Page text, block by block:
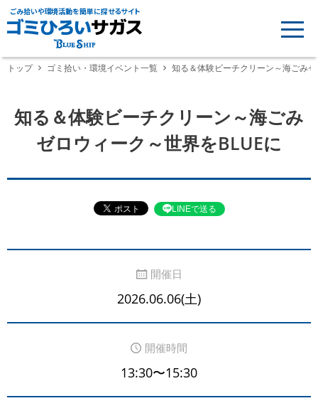
ごみ拾いや環境活動を簡単に探せるサイト
トップ ゴミ拾い・環境イベント一覧 知る＆体験ビーチクリーン～海ごみ
知る＆体験ビーチクリーン～海ごみ
ゼロウィーク～世界をBLUEに
LINEで送る
開催日
2026.06.06(土)
開催時間
13:30〜15:30